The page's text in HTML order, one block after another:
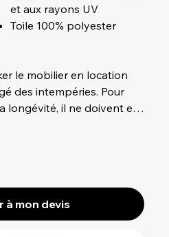
et aux rayons UV
Toile 100% polyester
le mobilier en location
des intempéries. Pour
longévité, il ne doivent en
à mon devis